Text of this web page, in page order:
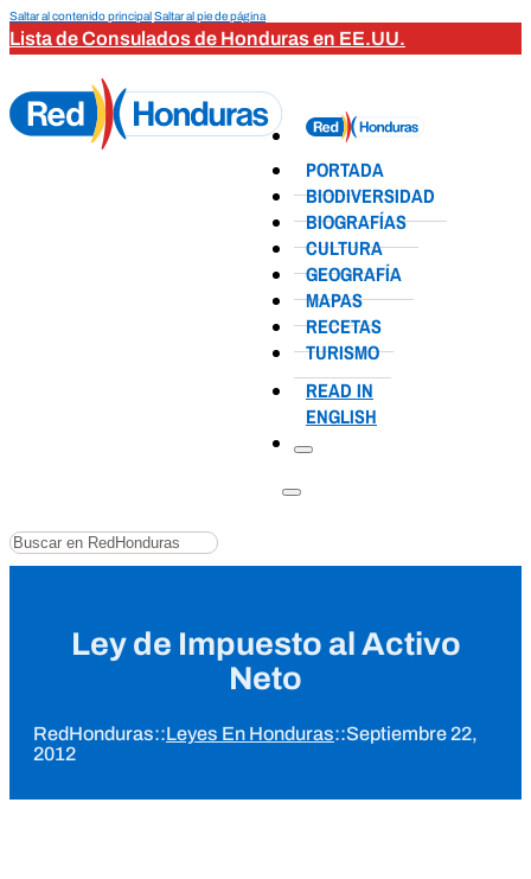
Saltar al contenido principalSaltar al pie de página
Lista de Consulados de Honduras en EE.UU.
PORTADA
BIODIVERSIDAD
BIOGRAFÍAS
CULTURA
GEOGRAFÍA
MAPAS
RECETAS
TURISMO
READ IN
ENGLISH
Buscar
Ley de Impuesto al Activo
Neto
RedHonduras::Leyes En Honduras::Septiembre 22,
2012